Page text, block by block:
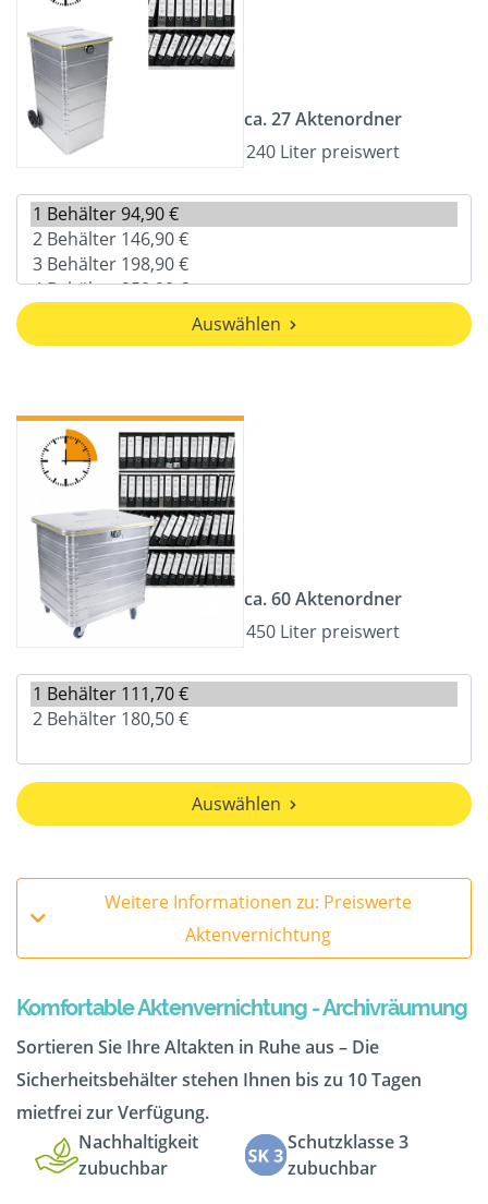
ca. 27 Aktenordner
240 Liter preiswert
Auswählen
ca. 60 Aktenordner
450 Liter preiswert
Auswählen
Weitere Informationen zu: Preiswerte
Aktenvernichtung
Komfortable Aktenvernichtung - Archivräumung
Sortieren Sie Ihre Altakten in Ruhe aus – Die
Sicherheitsbehälter stehen Ihnen bis zu 10 Tagen
mietfrei zur Verfügung.
Nachhaltigkeit
zubuchbar
Schutzklasse 3
zubuchbar